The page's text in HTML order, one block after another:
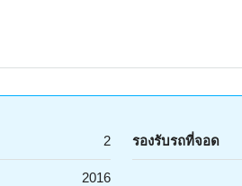
2 รองรับรถที่จอด
2016